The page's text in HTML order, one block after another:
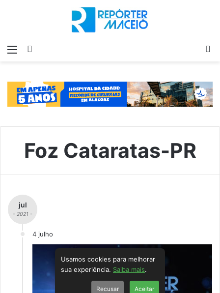
Menu
Foz Cataratas-PR
jul
- 2021 -
4 julho
Usamos cookies para melhorar
sua experiência. Saiba mais.
Recusar Aceitar